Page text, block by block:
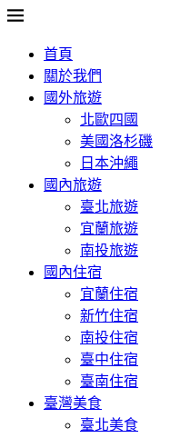
首頁
關於我們
國外旅遊
北歐四國
美國洛杉磯
日本沖繩
國內旅遊
臺北旅遊
宜蘭旅遊
南投旅遊
國內住宿
宜蘭住宿
新竹住宿
南投住宿
臺中住宿
臺南住宿
臺灣美食
臺北美食